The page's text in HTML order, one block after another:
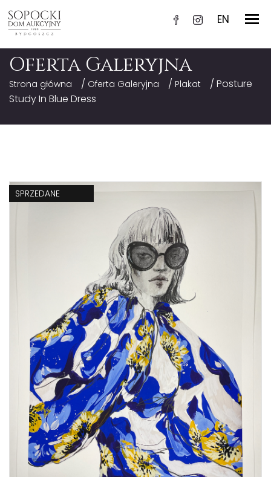
EN
Oferta Galeryjna
Strona główna / Oferta Galeryjna / Plakat
/ Posture
Study In Blue Dress
SPRZEDANE